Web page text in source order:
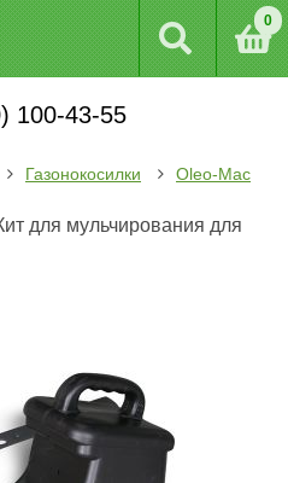
0
100-43-55
Газонокосилки Oleo-Mac
для мульчирования для